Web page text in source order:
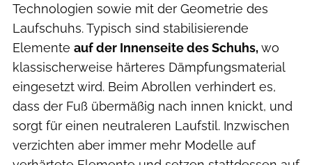
Technologien sowie mit der Geometrie des
Laufschuhs. Typisch sind stabilisierende
Elemente auf der Innenseite des Schuhs,wo
klassischerweise härteres Dämpfungsmaterial
eingesetzt wird. Beim Abrollen verhindert es,
dass der Fuß übermäßig nach innen knickt, und
sorgt für einen neutraleren Laufstil. Inzwischen
verzichten aber immer mehr Modelle auf